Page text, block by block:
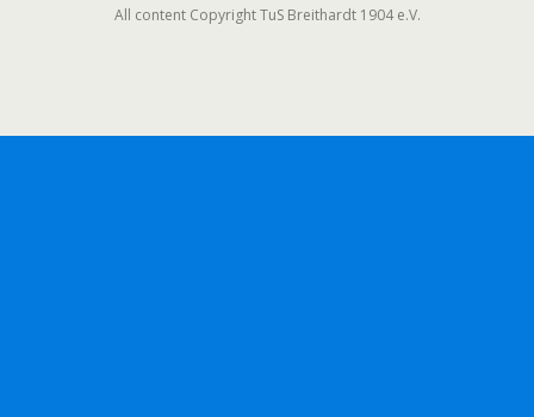
All content Copyright TuS Breithardt 1904 e.V.